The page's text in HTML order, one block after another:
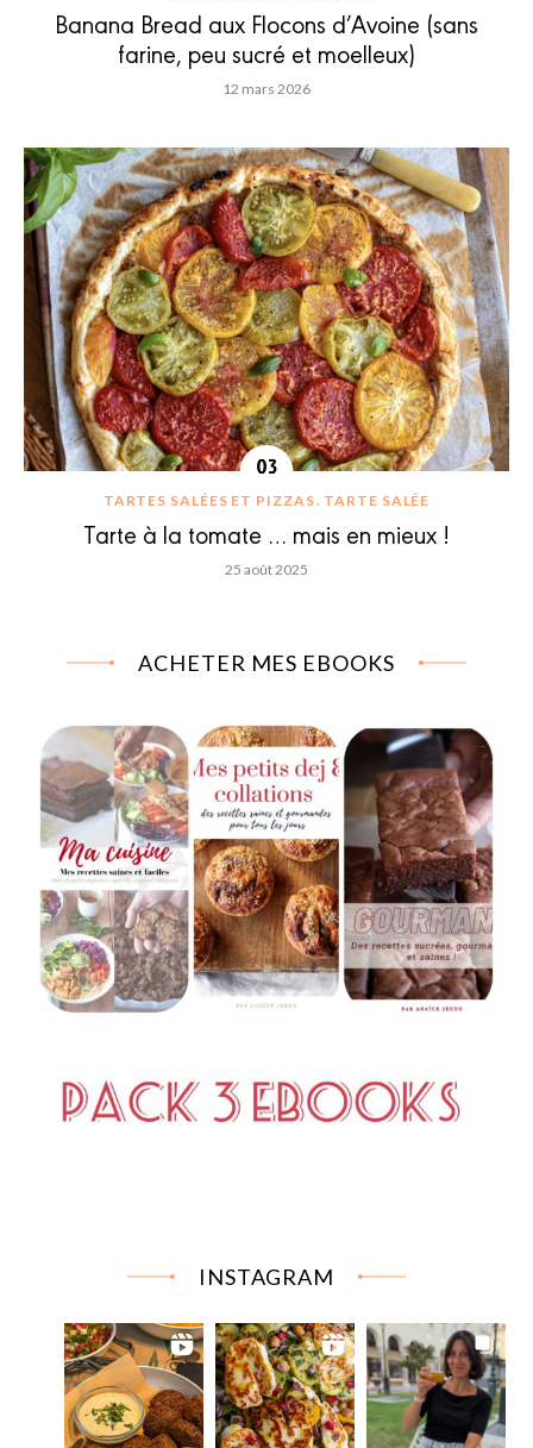
Banana Bread aux Flocons d’Avoine (sans
farine, peu sucré et moelleux)
12 mars 2026
TARTES SALÉES ET PIZZAS TARTE SALÉE
Tarte à la tomate … mais en mieux !
25 août 2025
ACHETER MES EBOOKS
INSTAGRAM